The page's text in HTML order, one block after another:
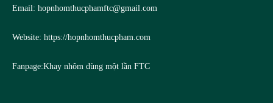
Email: hopnhomthucphamftc@gmail.com
Website: https://hopnhomthucpham.com
Fanpage:Khay nhôm dùng một lần FTC